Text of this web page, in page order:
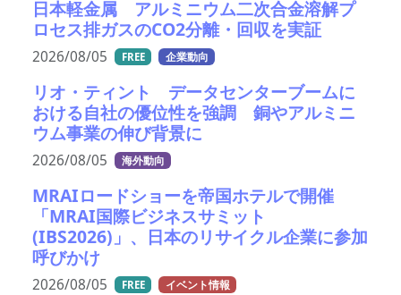
日本軽金属 アルミニウム二次合金溶解プ
ロセス排ガスのCO2分離・回収を実証
2026/08/05 FREE 企業動向
リオ・ティント データセンターブームに
おける自社の優位性を強調 銅やアルミニ
ウム事業の伸び背景に
2026/08/05 海外動向
MRAIロードショーを帝国ホテルで開催
「MRAI国際ビジネスサミット
(IBS2026)」、日本のリサイクル企業に参加
呼びかけ
2026/08/05 FREE イベント情報